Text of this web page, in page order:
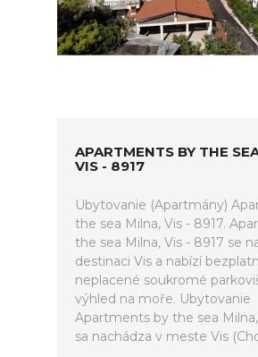
APARTMENTS BY THE
VIS - 8917
Ubytovanie (Apartmány)
the sea Milna, Vis - 8917.
the sea Milna, Vis - 8917 se
destinaci Vis a nabízí
neplacené soukromé
výhled na moře. Ubytovanie
Apartments by the sea
sa nachádza v meste Vis